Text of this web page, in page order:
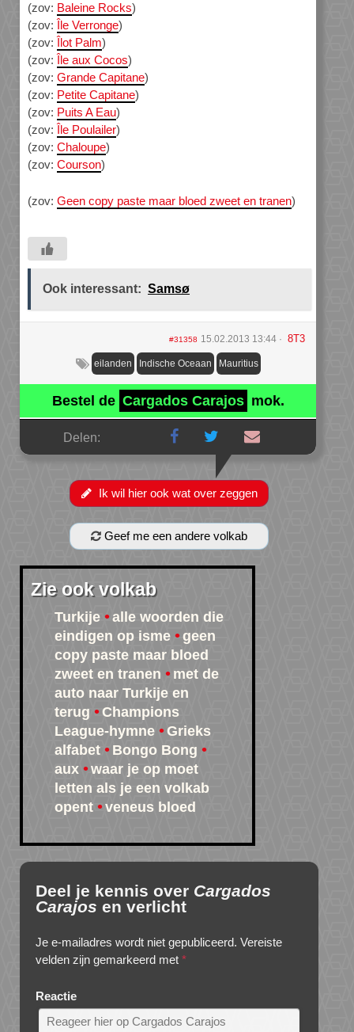
(zov: Baleine Rocks)
(zov: Île Verronge)
(zov: Îlot Palm)
(zov: Île aux Cocos)
(zov: Grande Capitane)
(zov: Petite Capitane)
(zov: Puits A Eau)
(zov: Île Poulailer)
(zov: Chaloupe)
(zov: Courson)
(zov: Geen copy paste maar bloed zweet en tranen)
Ook interessant: Samsø
#31358 15.02.2013 13:44 8T3
eilanden Indische Oceaan Mauritius
Bestel de Cargados Carajos mok.
Delen:
Ik wil hier ook wat over zeggen
Geef me een andere volkab
Zie ook volkab
Turkije
alle woorden die
eindigen op isme
geen
copy paste maar bloed
zweet en tranen
met de
auto naar Turkije en
terug
Champions
League-hymne
Grieks
alfabet
Bongo Bong
aux
waar je op moet
letten als je een volkab
opent
veneus bloed
Deel je kennis over Cargados
Carajos en verlicht
Je e-mailadres wordt niet gepubliceerd. Vereiste
velden zijn gemarkeerd met *
Reactie